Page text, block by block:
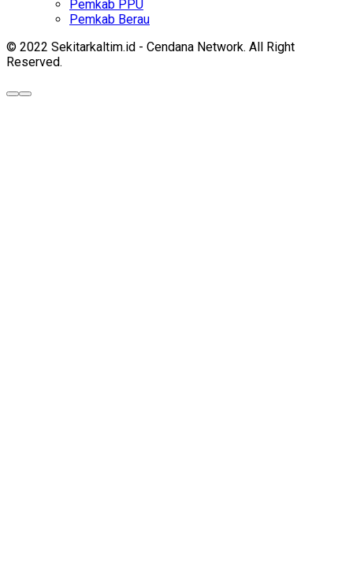
Pemkab PPU
Pemkab Berau
© 2022 Sekitarkaltim.id - Cendana Network. All Right
Reserved.